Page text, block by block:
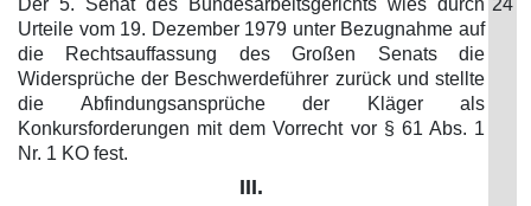
Der 5. Senat des Bundesarbeitsgerichts wies durch
Urteile vom 19. Dezember 1979 unter Bezugnahme auf
die Rechtsauffassung des Großen Senats die
Widersprüche der Beschwerdeführer zurück und stellte
die Abfindungsansprüche der Kläger als
Konkursforderungen mit dem Vorrecht vor § 61 Abs. 1
Nr. 1 KO fest.
24
III.